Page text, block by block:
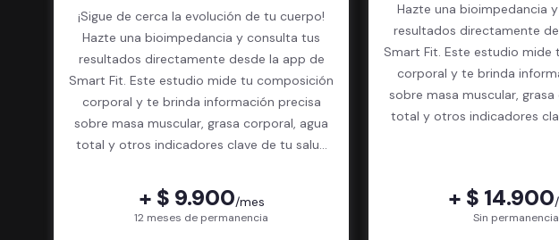
¡Sigue de cerca la evolución de tu cuerpo!
Hazte una bioimpedancia y consulta tus
resultados directamente desde la app de
Smart Fit. Este estudio mide tu composición
corporal y te brinda información precisa
sobre masa muscular, grasa corporal, agua
total y otros indicadores clave de tu salud
+ $ 9.900/mes
12 meses de permanencia
Hazte una bioimpedancia
resultados directamente
Smart Fit. Este estudio mide
corporal y te brinda
sobre masa muscular,
total y otros indicadores
+ $ 14.900
Sin permanencia